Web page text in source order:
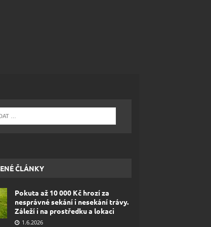
ČLÁNKY
Pokuta až 10 000 Kč hrozí za
nesprávné sekání i nesekání trávy.
Záleží i na prostředku a lokaci
1.6.2026